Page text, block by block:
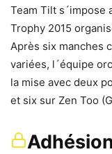
Team Tilt s´impose
Trophy 2015
Après six manches
variées, l´équipe
la mise avec deux
et six sur Zen Too